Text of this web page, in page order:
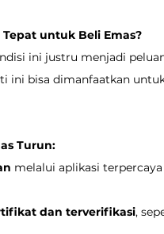
untuk Beli Emas?
ini justru menjadi
ini bisa dimanfaatkan
Turun:
melalui aplikasi
dan terverifikasi,